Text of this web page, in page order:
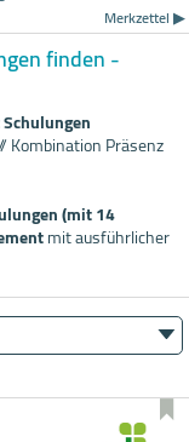
Merkzettel ▶
finden -
Kombination Präsenz
(mit 14
mit ausführlicher